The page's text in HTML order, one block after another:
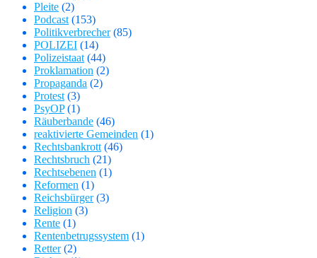
Pleite (2)
Podcast(153)
Politikverbrecher(85)
POLIZEI (14)
Polizeistaat(44)
Proklamation (2)
Propaganda (2)
Protest(3)
PsyOP(1)
Räuberbande (46)
reaktivierte Gemeinden (1)
Rechtsbankrott(46)
Rechtsbruch (21)
Rechtsebenen (1)
Reformen (1)
Reichsbürger(3)
Religion (3)
Rente (1)
Rentenbetrugssystem (1)
Retter(2)